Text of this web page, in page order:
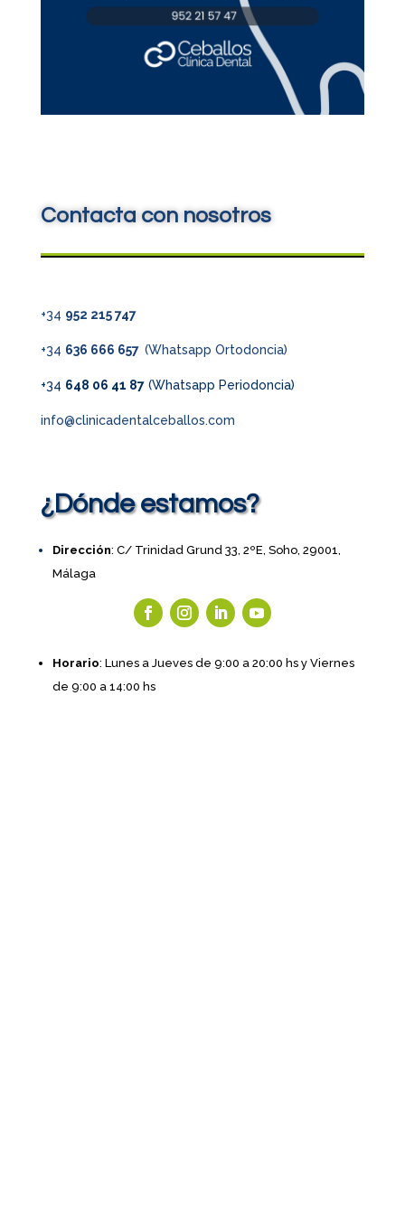
Contacta con nosotros
+34 952 215 747
+34 636 666 657 (Whatsapp Ortodoncia)
+34 648 06 41 87(Whatsapp Periodoncia)
info@clinicadentalceballos.com
¿Dónde estamos?
Dirección: C/ Trinidad Grund 33, 2ºE, Soho, 29001,
Málaga
Horario: Lunes a Jueves de 9:00 a 20:00 hs y Viernes
de 9:00 a 14:00 hs